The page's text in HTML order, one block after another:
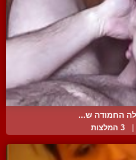
החמודה ש...
3 המלצות